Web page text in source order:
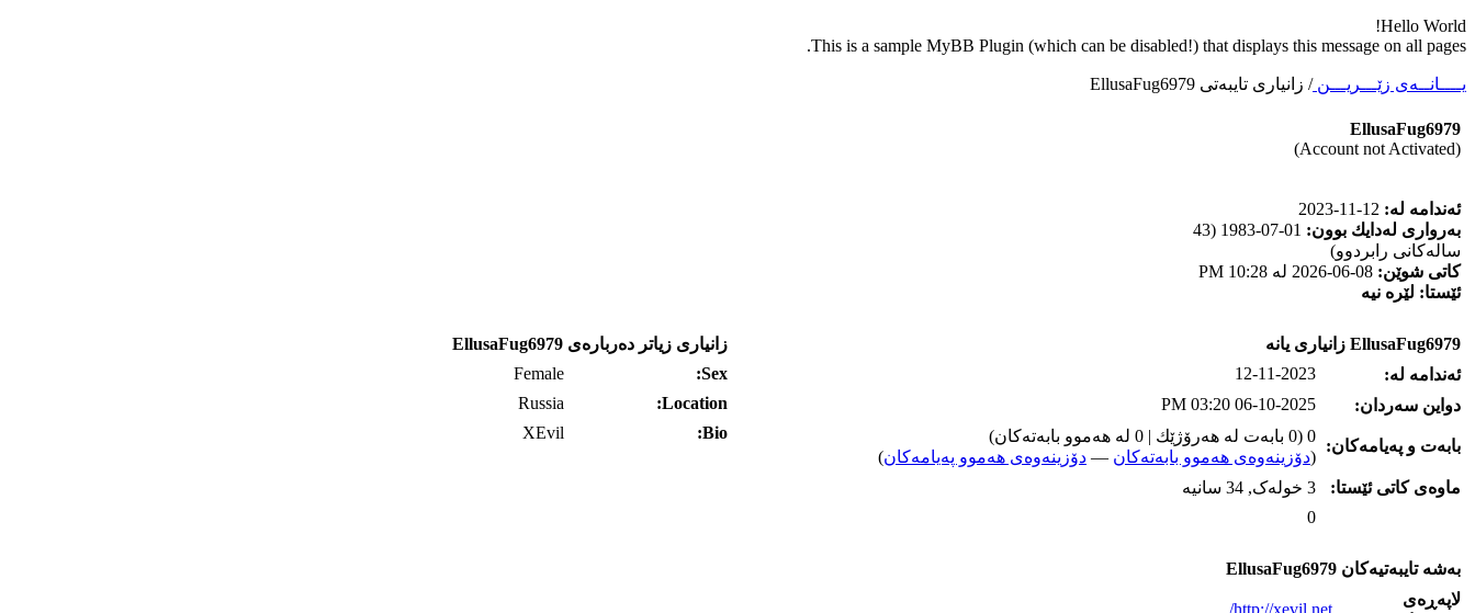
Hello World!
This is a sample MyBB Plugin (which can be disabled!) that displays this message on all pages.
یــــانــه‌ی زێـــریـــن/ زانیاری تایبه‌تی EllusaFug6979
EllusaFug6979
(Account not Activated)
ئه‌ندامه‌ له‌:
به‌رواری له‌دایك بوون:
01-07-1983 (43
ساله‌كانی رابردوو)
كاتی شوێن:
ئێستا: لێره‌ نیه‌
EllusaFug6979 زانیاری یانه‌
ئه‌ندامه‌ له‌:
12-11-2023
دواین سه‌ردان:
06-10-2025 03:20 PM
بابه‌ت و په‌یامه‌کان:
0 (0 بابه‌ت له‌ هه‌رۆژێك | 0 له‌ هه‌موو بابه‌ته‌كان)
(دۆزینه‌وه‌ی هه‌موو بابه‌ته‌کان — دۆزینه‌وه‌ی هه‌موو په‌یامه‌کان)
ماوه‌ی كاتی ئێستا:
3 خوله‌ک, 34 سانیه‌
0
به‌شه‌ تایبه‌تیه‌کان EllusaFug6979
لاپه‌ڕه‌ی
http://xevil.net/
زانیاری زیاتر ده‌رباره‌ی EllusaFug6979
Sex:
Female
Location:
Russia
Bio:
XEvil